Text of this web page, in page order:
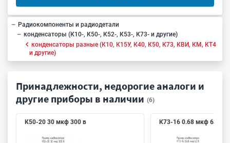
Радиокомпоненты и радиодетали
конденсаторы (К10-, К50-, К52-, К53-, К73- и другие)
конденсаторы разные (К10, К15У, К40, К50, К73, КВИ, КМ, КТ4
и другие)
Принадлежности, недорогие аналоги и
другие приборы в наличии (6)
К50-20 30 мкф 300 в К73-16 0.68 мкф 63 в